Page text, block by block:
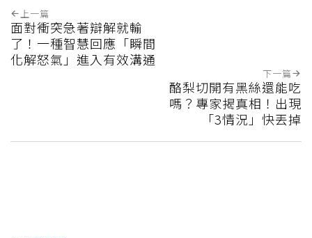
上一篇
面對衝突急著辯解就輸
了！一種智慧回應「瞬間
化解怒氣」進入有效溝通
下一篇
酪梨切開有黑絲還能吃
嗎？專家揭真相！出現
「3情況」快丟掉